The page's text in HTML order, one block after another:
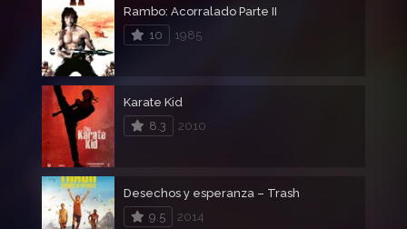
Rambo: Acorralado Parte II
10
1985
Karate Kid
8.3
2010
Desechos y esperanza – Trash
9.5
2014